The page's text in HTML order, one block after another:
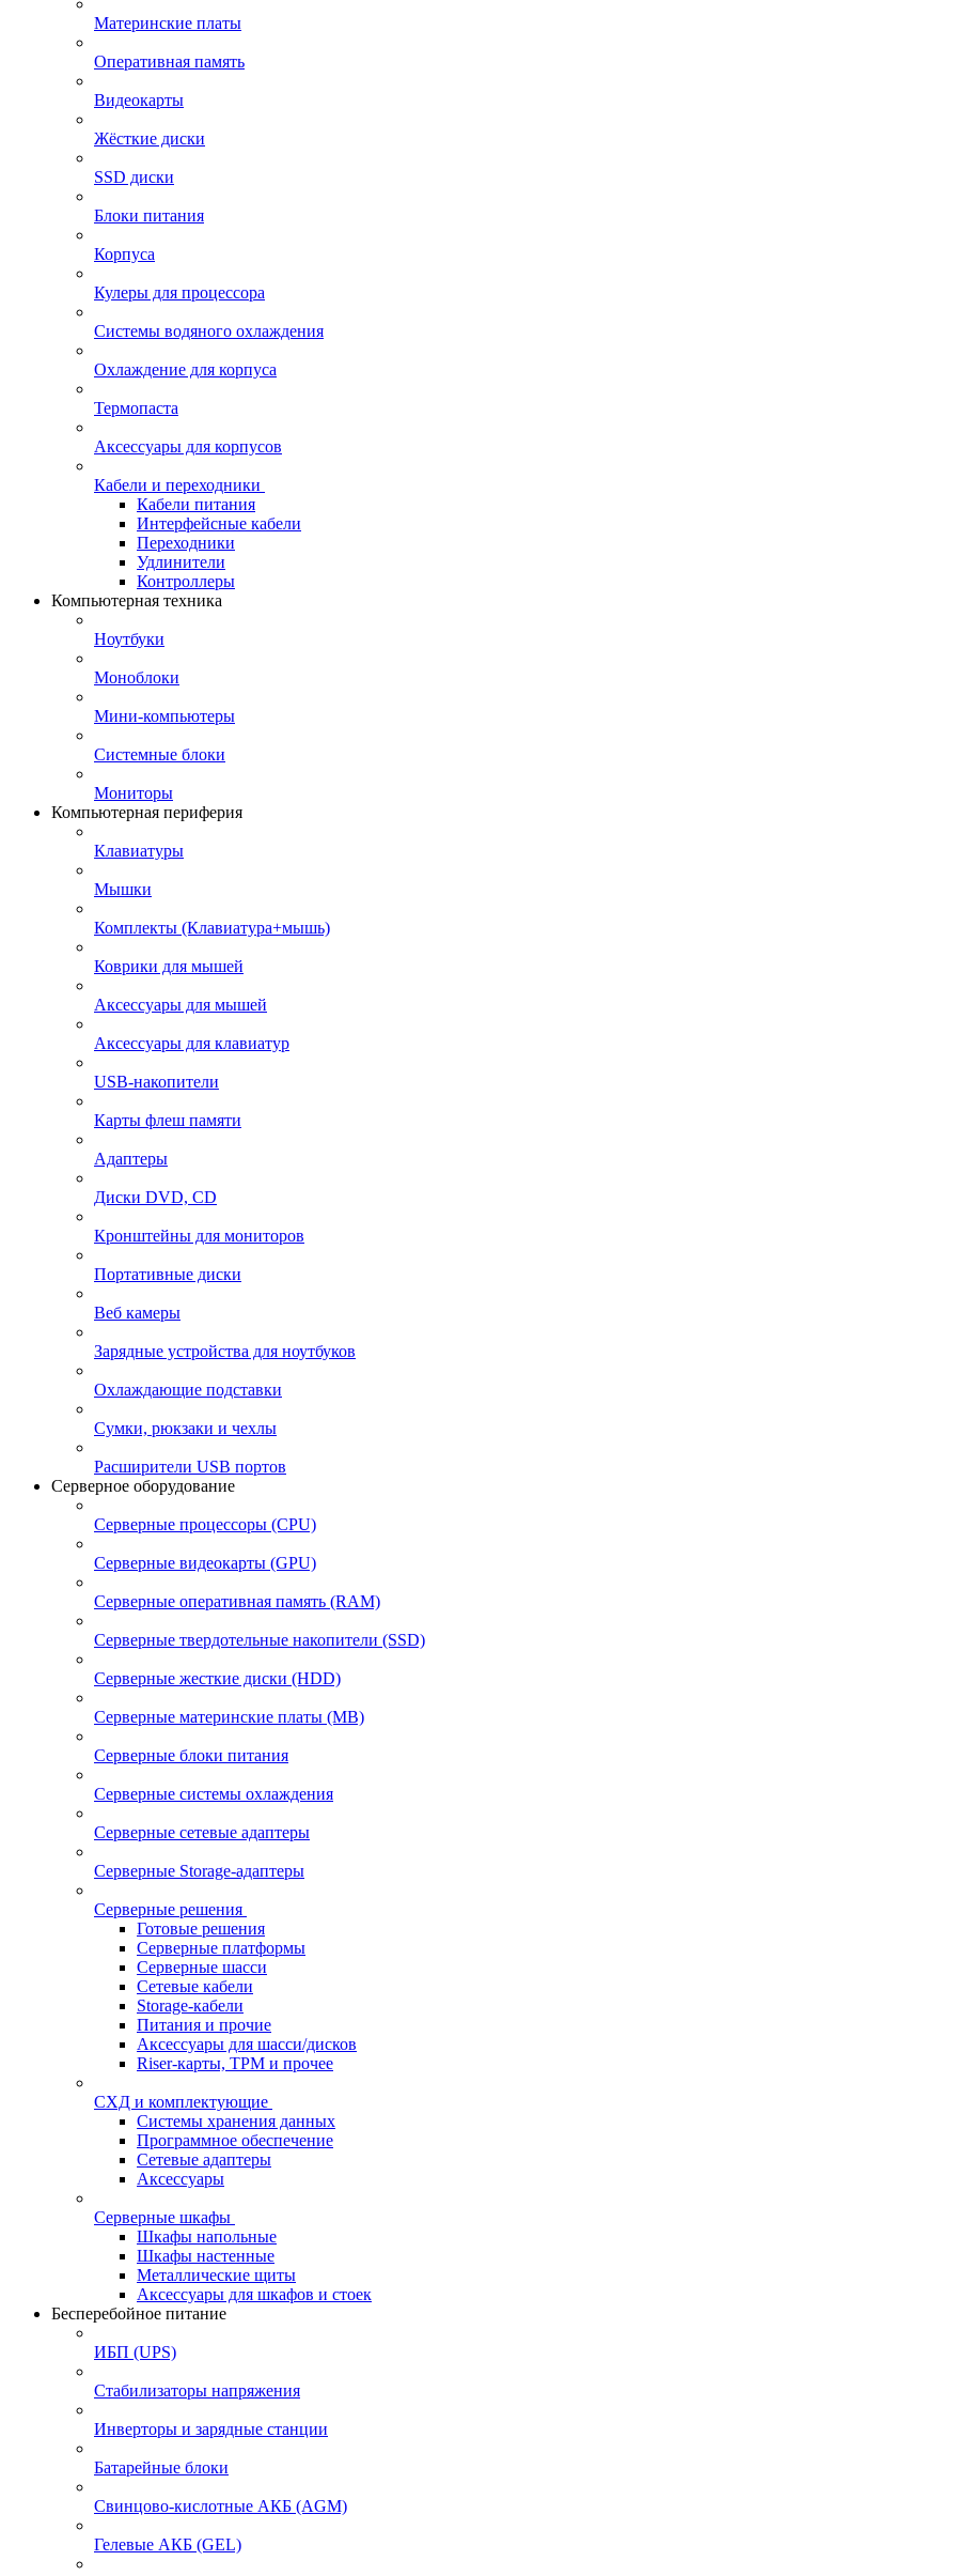
Материнские платы
Оперативная память
Видеокарты
Жёсткие диски
SSD диски
Блоки питания
Корпуса
Кулеры для процессора
Системы водяного охлаждения
Охлаждение для корпуса
Термопаста
Аксессуары для корпусов
Кабели и переходники
Кабели питания
Интерфейсные кабели
Переходники
Удлинители
Контроллеры
Компьютерная техника
Ноутбуки
Моноблоки
Мини-компьютеры
Системные блоки
Мониторы
Компьютерная периферия
Клавиатуры
Мышки
Комплекты (Клавиатура+мышь)
Коврики для мышей
Аксессуары для мышей
Аксессуары для клавиатур
USB-накопители
Карты флеш памяти
Адаптеры
Диски DVD, CD
Кронштейны для мониторов
Портативные диски
Веб камеры
Зарядные устройства для ноутбуков
Охлаждающие подставки
Сумки, рюкзаки и чехлы
Расширители USB портов
Серверное оборудование
Серверные процессоры (CPU)
Серверные видеокарты (GPU)
Серверные оперативная память (RAM)
Серверные твердотельные накопители (SSD)
Серверные жесткие диски (HDD)
Серверные материнские платы (MB)
Серверные блоки питания
Серверные системы охлаждения
Серверные сетевые адаптеры
Серверные Storage-адаптеры
Серверные решения
Готовые решения
Серверные платформы
Серверные шасси
Сетевые кабели
Storage-кабели
Питания и прочие
Аксессуары для шасси/дисков
Riser-карты, TPM и прочее
СХД и комплектующие
Системы хранения данных
Программное обеспечение
Сетевые адаптеры
Аксессуары
Серверные шкафы
Шкафы напольные
Шкафы настенные
Металлические щиты
Аксессуары для шкафов и стоек
Бесперебойное питание
ИБП (UPS)
Стабилизаторы напряжения
Инверторы и зарядные станции
Батарейные блоки
Свинцово-кислотные АКБ (AGM)
Гелевые АКБ (GEL)